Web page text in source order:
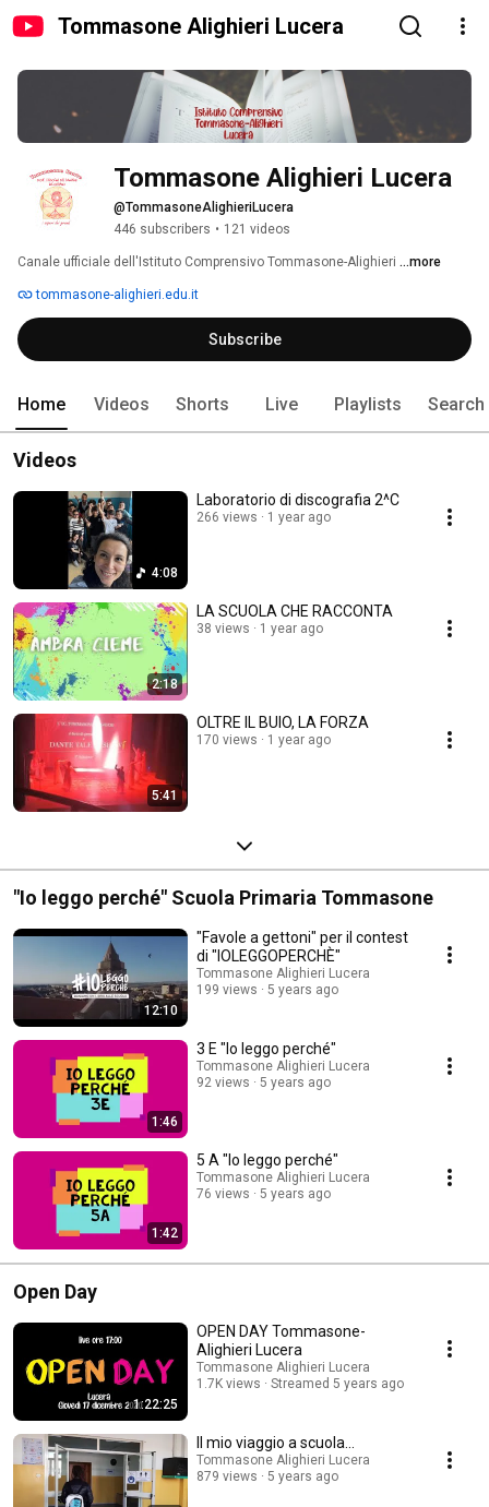
Tommasone Alighieri Lucera
Tommasone Alighieri Lucera
@TommasoneAlighieriLucera
446 subscribers • 121 videos
Canale ufficiale dell'Istituto Comprensivo Tommasone-Alighieri ...more
tommasone-alighieri.edu.it
Subscribe
Home Videos Shorts Live Playlists Search
Videos
4:08
Laboratorio di discografia 2^C
266 views 1 year ago
2:18
LA SCUOLA CHE RACCONTA
38 views 1 year ago
5:41
OLTRE IL BUIO, LA FORZA
170 views 1 year ago
"Io leggo perché" Scuola Primaria Tommasone
12:10
"Favole a gettoni" per il contest
di "IOLEGGOPERCHÈ"
Tommasone Alighieri Lucera
199 views
5 years ago
1:46
3 E "Io leggo perché"
Tommasone Alighieri Lucera
92 views
5 years ago
1:42
5 A "Io leggo perché"
Tommasone Alighieri Lucera
76 views
5 years ago
Open Day
1:22:25
OPEN DAY Tommasone-
Alighieri Lucera
Tommasone Alighieri Lucera
1.7K views
Streamed 5 years ago
Il mio viaggio a scuola...
Tommasone Alighieri Lucera
879 views
5 years ago